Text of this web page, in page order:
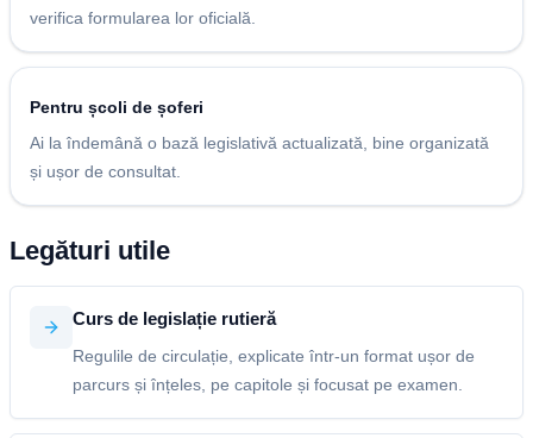
verifica formularea lor oficială.
Pentru școli de șoferi
Ai la îndemână o bază legislativă actualizată, bine organizată
și ușor de consultat.
Legături utile
Curs de legislație rutieră
Regulile de circulație, explicate într-un format ușor de
parcurs și înțeles, pe capitole și focusat pe examen.